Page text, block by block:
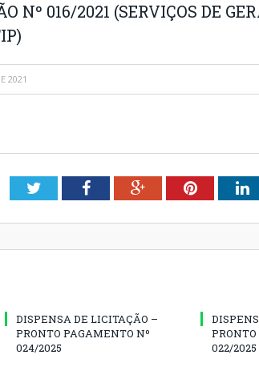
Nº 016/2021 (SERVIÇOS DE
2021
TwitterFacebookGoogle+Pinterest
DISPENSA DE LICITAÇÃO –
PRONTO PAGAMENTO Nº
024/2025
022/2025